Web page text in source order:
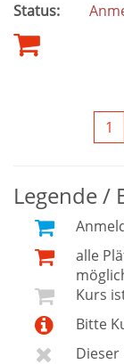
Status:
1
Legende /
alle
Kurs
Bitte